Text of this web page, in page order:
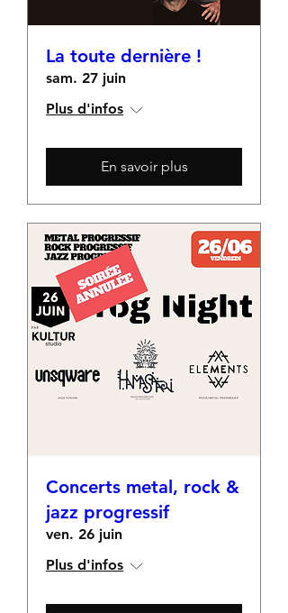
La toute dernière !
sam. 27 juin
Plus d'infos
En savoir plus
Concerts metal, rock &
jazz progressif
ven. 26 juin
Plus d'infos